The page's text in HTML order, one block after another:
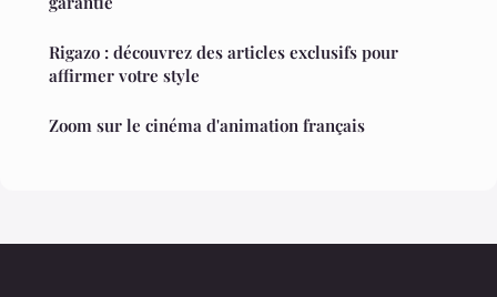
Rigazo : découvrez des articles exclusifs pour
affirmer votre style
Zoom sur le cinéma d'animation français